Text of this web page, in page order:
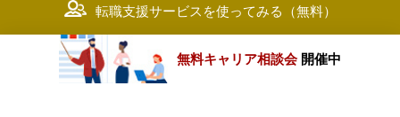
転職支援サービスを使ってみる（無料）
無料キャリア相談会 開催中